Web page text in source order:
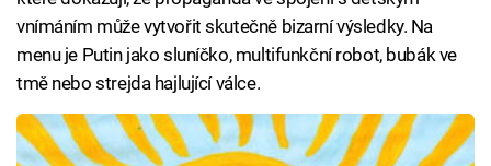
vnímáním může vytvořit skutečně bizarní výsledky. Na
menu je Putin jako sluníčko, multifunkční robot, bubák ve
tmě nebo strejda hajlující válce.